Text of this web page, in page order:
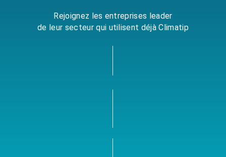
Rejoignez les entreprises leader
de leur secteur qui utilisent déjà Climatip